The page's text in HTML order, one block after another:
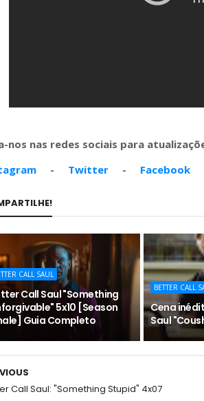
nos nas redes sociais para
- Twitter - Facebook
CALL SAUL
Call Saul "Something
5x10 [Season
Guia Completo
BETTER CALL
Cena
Saul
Call Saul: "Something Stupid" 4x07